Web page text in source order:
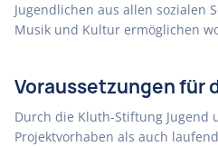
Jugendlichen aus allen sozialen
Musik und Kultur ermöglichen
Voraussetzungen für
Durch die Kluth-Stiftung Jugend
Projektvorhaben als auch